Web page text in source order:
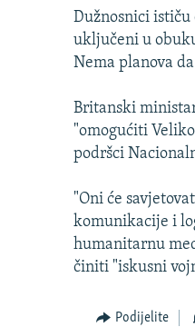
Dužnosnici
uključeni u
Nema planova
Britanski
"omogućiti
podršci
"Oni će
komunikacije i
humanitarnu
činiti "iskusni
Podijelite